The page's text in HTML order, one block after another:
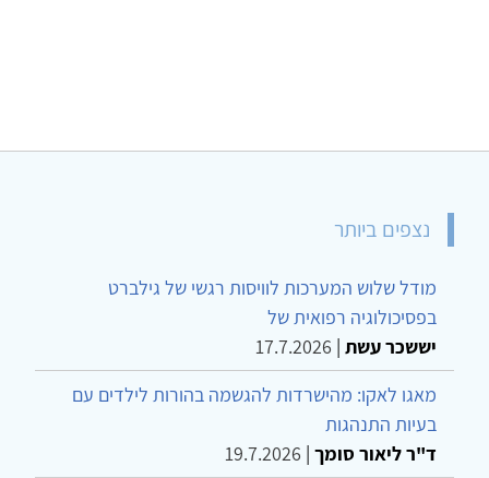
נצפים ביותר
מודל שלוש המערכות לוויסות רגשי של גילברט
בפסיכולוגיה רפואית של
יששכר עשת |
17.7.2026
מאגו לאקו: מהישרדות להגשמה בהורות לילדים עם
בעיות התנהגות
ד"ר ליאור סומך |
19.7.2026